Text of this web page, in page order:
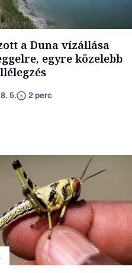
a Duna vízállása
egyre közelebb
5. 2 perc